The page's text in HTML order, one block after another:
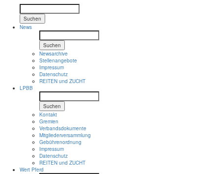
Suchen
News
Suchen
Newsarchive
Stellenangebote
Impressum
Datenschutz
REITEN und ZUCHT
LPBB
Suchen
Kontakt
Gremien
Verbandsdokumente
Mitgliederversammlung
Gebührenordnung
Impressum
Datenschutz
REITEN und ZUCHT
Wert Pferd